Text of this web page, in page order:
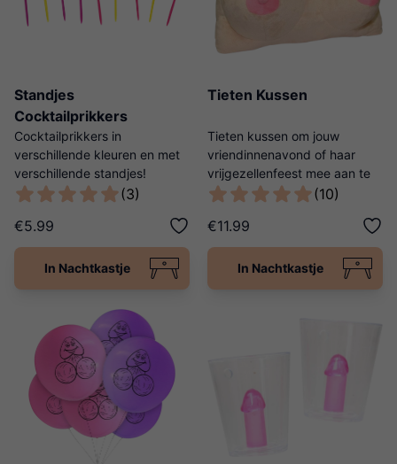
Standjes
Cocktailprikkers
Cocktailprikkers in
verschillende kleuren en met
verschillende standjes!
(3)
€5.99
In Nachtkastje
Tieten Kussen
Tieten kussen om jouw
vriendinnenavond of haar
vrijgezellenfeest mee aan te
kleden.
(10)
€11.99
In Nachtkastje